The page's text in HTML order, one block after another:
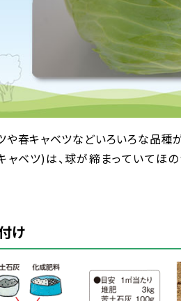
や春キャベツなどいろいろな品種
ャベツ)は、球が締 まっていてほ
け